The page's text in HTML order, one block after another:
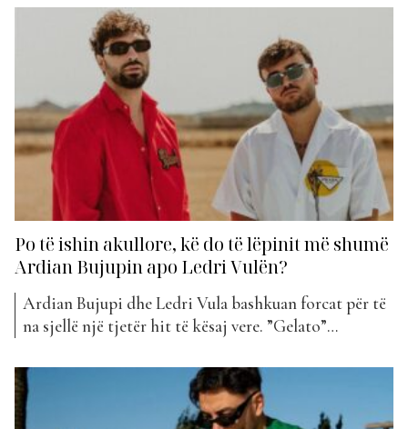
ri, të cilin do ta titullojë “Vegeta”. Diçka që ra në sy
ishte heqja e të gjitha postimeve paraprake nga ai,
duke e lënë vetëm...
Po të ishin akullore, kë do të lëpinit më shumë
Ardian Bujupin apo Ledri Vulën?
Ardian Bujupi dhe Ledri Vula bashkuan forcat për të
na sjellë një tjetër hit të kësaj vere. ”Gelato”
klasifikimin e ”The Top List”. Artistët shqiptarë
kanë qenë mjaft aktivë kohët e fundit duke sjellë
shpesh projekte të reja. E duket...